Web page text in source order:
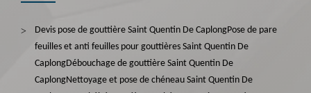
Devis pose de gouttière Saint Quentin De CaplongPose de pare
feuilles et anti feuilles pour gouttières Saint Quentin De
CaplongDébouchage de gouttière Saint Quentin De
CaplongNettoyage et pose de chéneau Saint Quentin De